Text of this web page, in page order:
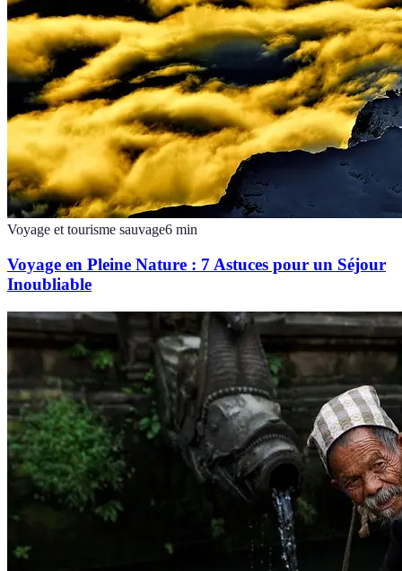
Voyage et tourisme sauvage6 min
Voyage en Pleine Nature : 7 Astuces pour un Séjour
Inoubliable